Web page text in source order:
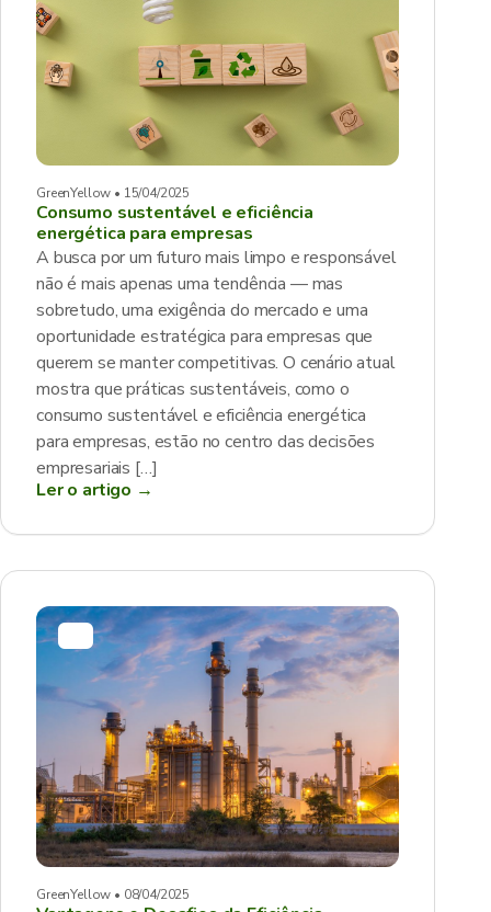
GreenYellow • 15/04/2025
Consumo sustentável e eficiência
energética para empresas
A busca por um futuro mais limpo e responsável
não é mais apenas uma tendência — mas
sobretudo, uma exigência do mercado e uma
oportunidade estratégica para empresas que
querem se manter competitivas. O cenário atual
mostra que práticas sustentáveis, como o
consumo sustentável e eficiência energética
para empresas, estão no centro das decisões
empresariais […]
Ler o artigo →
GreenYellow • 08/04/2025